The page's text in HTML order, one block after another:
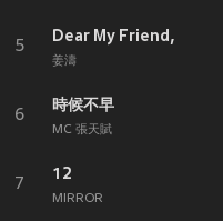
5
Dear My Friend,
姜濤
6
時候不早
MC 張天賦
7
12
MIRROR